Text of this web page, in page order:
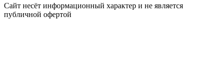
Сайт несёт информационный характер и не является
публичной офертой